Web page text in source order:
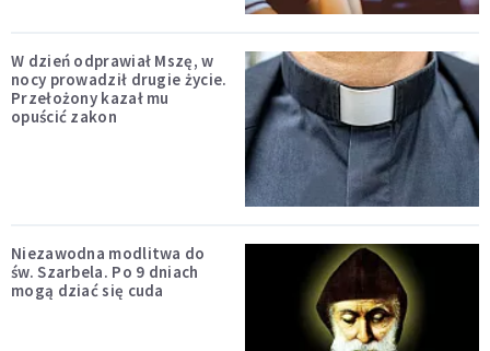
W dzień odprawiał Mszę, w
nocy prowadził drugie życie.
Przełożony kazał mu
opuścić zakon
Niezawodna modlitwa do
św. Szarbela. Po 9 dniach
mogą dziać się cuda